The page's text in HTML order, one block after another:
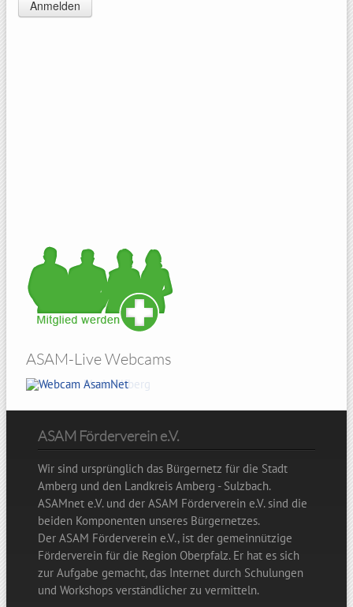
ASAM-Live Webcams
ASAM Förderverein e.V.
Wir sind ursprünglich das Bürgernetz für die Stadt
Amberg und den Landkreis Amberg - Sulzbach.
ASAMnet e.V. und der ASAM Förderverein e.V. sind die
beiden Komponenten unseres Bürgernetzes.
Der ASAM Förderverein e.V., ist der gemeinnützige
Förderverein für die Region Oberpfalz. Er hat es sich
zur Aufgabe gemacht, das Internet durch Schulungen
und Workshops verständlicher zu vermitteln.